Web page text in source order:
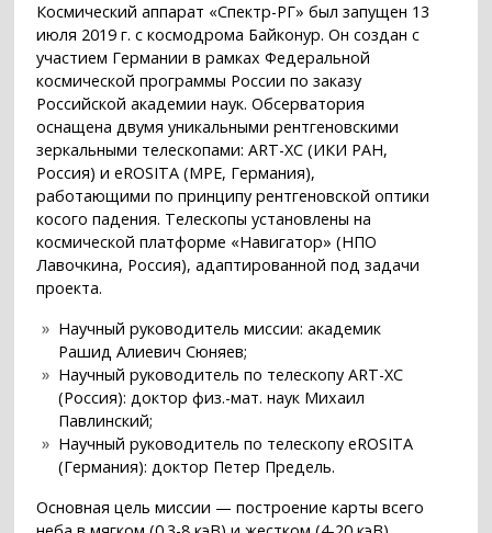
Космический аппарат «Спектр-РГ» был запущен 13
июля 2019 г. с космодрома Байконур. Он создан с
участием Германии в рамках Федеральной
космической программы России по заказу
Российской академии наук. Обсерватория
оснащена двумя уникальными рентгеновскими
зеркальными телескопами: ART-XC (ИКИ РАН,
Россия) и eROSITA (MPE, Германия),
работающими по принципу рентгеновской оптики
косого падения. Телескопы установлены на
космической платформе «Навигатор» (НПО
Лавочкина, Россия), адаптированной под задачи
проекта.
Научный руководитель миссии: академик
Рашид Алиевич Сюняев;
Научный руководитель по телескопу ART-XC
(Россия): доктор физ.-мат. наук Михаил
Павлинский;
Научный руководитель по телескопу eROSITA
(Германия): доктор Петер Предель.
Основная цель миссии — построение карты всего